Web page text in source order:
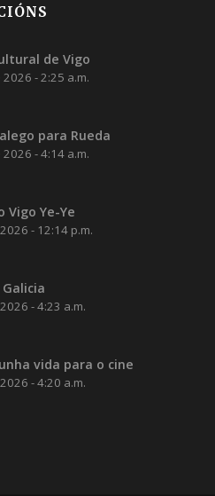
de Vigo
- 2:25 a.m.
para Rueda
- 4:14 a.m.
Vigo Ye-Ye
- 12:14 p.m.
- 4:23 a.m.
vida para o cine
- 4:20 a.m.